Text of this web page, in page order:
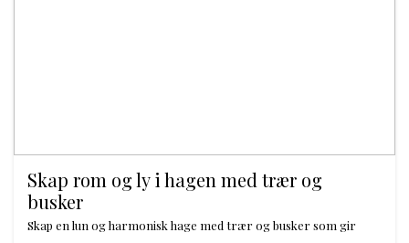
Skap rom og ly i hagen med trær og
busker
Skap en lun og harmonisk hage med trær og busker som gir